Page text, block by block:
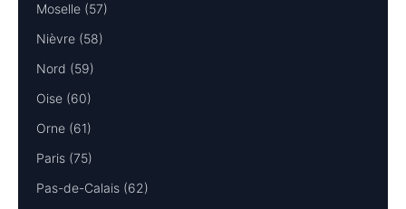
Moselle (57)
Nièvre (58)
Nord (59)
Oise (60)
Orne (61)
Paris (75)
Pas-de-Calais (62)